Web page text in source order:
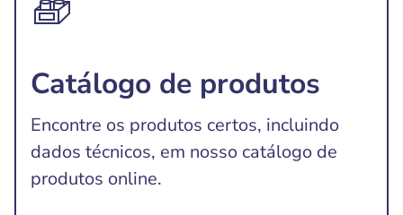
Catálogo de produtos
Encontre os produtos certos, incluindo
dados técnicos, em nosso catálogo de
produtos online.